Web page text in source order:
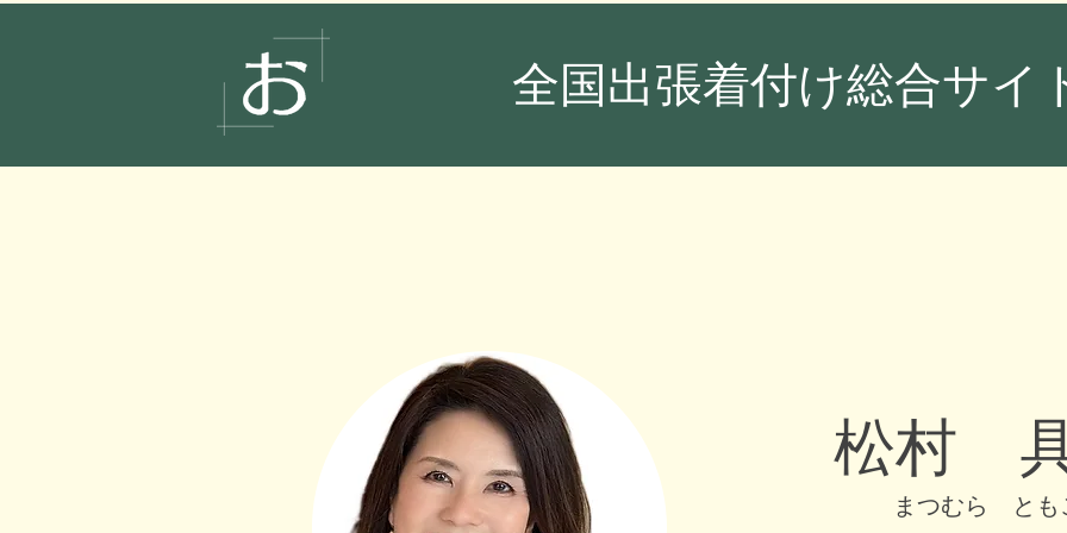
全国出張着付け総合サイ
松村
まつむら とも